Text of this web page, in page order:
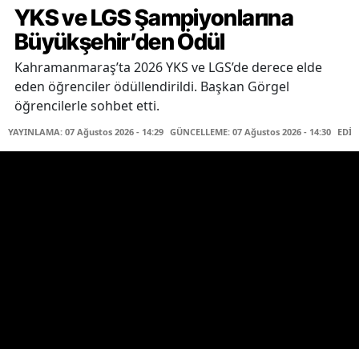
YKS ve LGS Şampiyonlarına
Büyükşehir’den Ödül
Kahramanmaraş’ta 2026 YKS ve LGS’de derece elde
eden öğrenciler ödüllendirildi. Başkan Görgel
öğrencilerle sohbet etti.
YAYINLAMA: 07 Ağustos 2026 - 14:29 GÜNCELLEME: 07 Ağustos 2026 - 14:30